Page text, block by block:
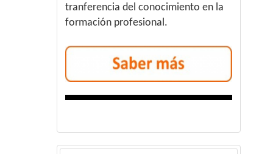
tranferencia del conocimiento en la
formación profesional.